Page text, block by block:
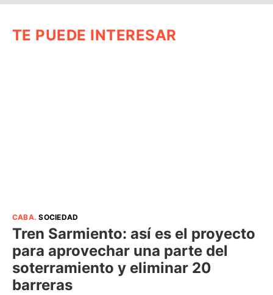
TE PUEDE INTERESAR
CABA.SOCIEDAD
Tren Sarmiento: así es el proyecto
para aprovechar una parte del
soterramiento y eliminar 20
barreras